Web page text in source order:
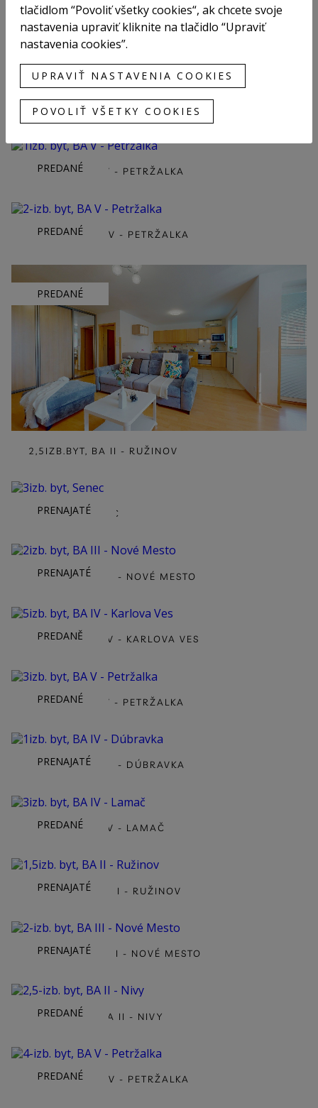
4-IZB. BYT, BA III - RAČA
1IZB. BYT, SENEC
PREDANÉ
1IZB. BYT, BA V - PETRŽALKA
PREDANÉ
2-IZB. BYT, BA V - PETRŽALKA
PREDANÉ
2,5IZB.BYT, BA II - RUŽINOV
PREDANÉ
3IZB. BYT, SENEC
PRENAJATÉ
2IZB. BYT, BA III - NOVÉ MESTO
PRENAJATÉ
5IZB. BYT, BA IV - KARLOVA VES
PREDANĚ
3IZB. BYT, BA V - PETRŽALKA
PREDANÉ
1IZB. BYT, BA IV - DÚBRAVKA
PRENAJATÉ
3IZB. BYT, BA IV - LAMAČ
PREDANÉ
1,5IZB. BYT, BA II - RUŽINOV
PRENAJATÉ
2-IZB. BYT, BA III - NOVÉ MESTO
PRENAJATÉ
2,5-IZB. BYT, BA II - NIVY
PREDANÉ
4-IZB. BYT, BA V - PETRŽALKA
PREDANÉ
tlačidlom “Povoliť všetky cookies“, ak chcete svoje
nastavenia upraviť kliknite na tlačidlo “Upraviť
nastavenia cookies”.
UPRAVIŤ NASTAVENIA COOKIES
POVOLIŤ VŠETKY COOKIES